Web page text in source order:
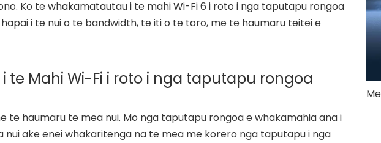
Ko te whakamatautau i te mahi Wi-Fi 6 i roto i nga taputapu rongoa
i te nui o te bandwidth, te iti o te toro, me te haumaru teitei e
te Mahi Wi-Fi i roto i nga taputapu rongoa
te haumaru te mea nui. Mo nga taputapu rongoa e whakamahia ana i
ake enei whakaritenga na te mea me korero nga taputapu i nga